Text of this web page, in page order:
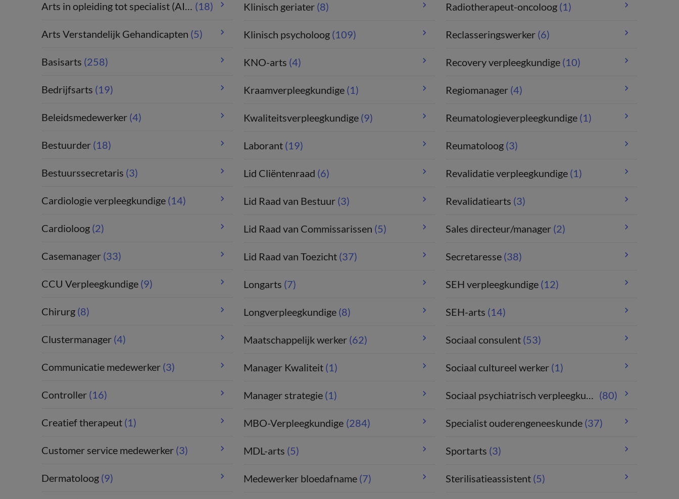
Arts in opleiding tot specialist (AIOS)(18)
Arts Verstandelijk Gehandicapten (5)
Basisarts (258)
Bedrijfsarts (19)
Beleidsmedewerker (4)
Bestuurder (18)
Bestuurssecretaris (3)
Cardiologie verpleegkundige (14)
Cardioloog (2)
Casemanager (33)
CCU Verpleegkundige (9)
Chirurg (8)
Clustermanager (4)
Communicatie medewerker (3)
Controller (16)
Creatief therapeut (1)
Customer service medewerker (3)
Dermatoloog (9)
Klinisch geriater (8)
Klinisch psycholoog (109)
KNO-arts (4)
Kraamverpleegkundige (1)
Kwaliteitsverpleegkundige (9)
Laborant (19)
Lid Cliëntenraad (6)
Lid Raad van Bestuur (3)
Lid Raad van Commissarissen (5)
Lid Raad van Toezicht (37)
Longarts (7)
Longverpleegkundige (8)
Maatschappelijk werker (62)
Manager Kwaliteit (1)
Manager strategie (1)
MBO-Verpleegkundige (284)
MDL-arts (5)
Medewerker bloedafname (7)
Radiotherapeut-oncoloog (1)
Reclasseringswerker (6)
Recovery verpleegkundige (10)
Regiomanager (4)
Reumatologieverpleegkundige (1)
Reumatoloog (3)
Revalidatie verpleegkundige (1)
Revalidatiearts (3)
Sales directeur/manager (2)
Secretaresse (38)
SEH verpleegkundige (12)
SEH-arts (14)
Sociaal consulent (53)
Sociaal cultureel werker (1)
Sociaal psychiatrisch verpleegkundige
(80)
Specialist ouderengeneeskunde (37)
Sportarts (3)
Sterilisatieassistent (5)